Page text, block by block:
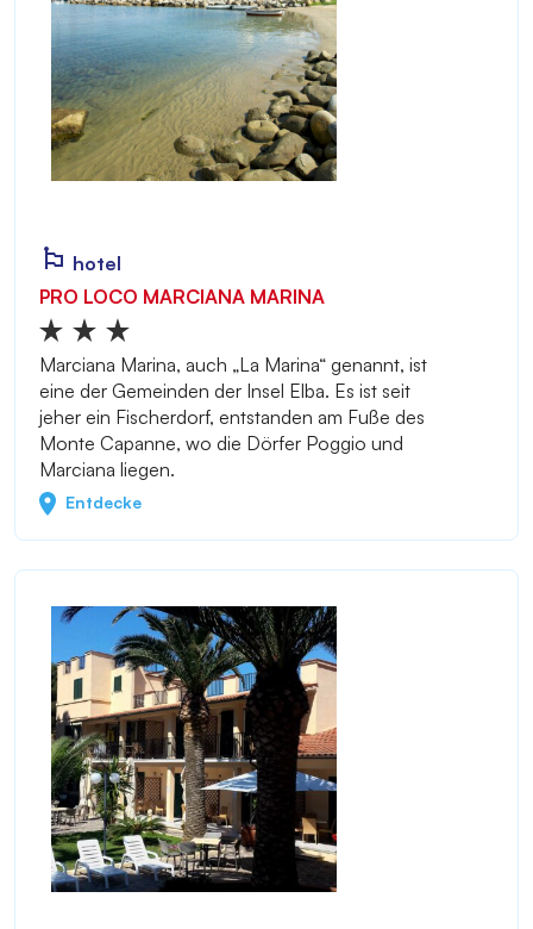
hotel
PRO LOCO MARCIANA MARINA
Marciana Marina, auch „La Marina“ genannt, ist
eine der Gemeinden der Insel Elba. Es ist seit
jeher ein Fischerdorf, entstanden am Fuße des
Monte Capanne, wo die Dörfer Poggio und
Marciana liegen.
Entdecke